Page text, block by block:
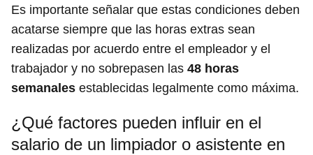
Es importante señalar que estas condiciones deben
acatarse siempre que las horas extras sean
realizadas por acuerdo entre el empleador y el
trabajador y no sobrepasen las 48 horas
semanales establecidas legalmente como máxima.
¿Qué factores pueden influir en el
salario de un limpiador o asistente en